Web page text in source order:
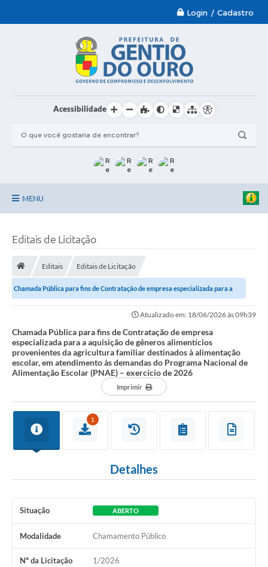
Login / Cadastro
Acessibilidade
MENU
Secretarias
Notícias
Arquivos para Download
Carta de Serviços
Projetos
Editais de Licitação
Editais Editais de Licitação
Chamada Pública para fins de Contratação de empresa especializada para a
Atualizado em: 18/06/2026 às 09h39
Chamada Pública para fins de Contratação de empresa
especializada para a aquisição de gêneros alimentícios
provenientes da agricultura familiar destinados à alimentação
escolar, em atendimento às demandas do Programa Nacional de
Alimentação Escolar (PNAE) – exercício de 2026
Imprimir
1
Detalhes
Situação ABERTO
Modalidade Chamamento Público
Nº da Licitação 1/2026